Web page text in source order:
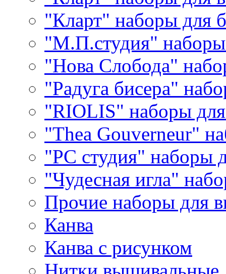
"Кларт" наборы для
"М.П.студия"
"Нова Слобода"
"Радуга бисера"
"RIOLIS" наборы
"Thea Gouverneur"
"РС студия" наборы
"Чудесная игла"
Прочие наборы для
Канва
Канва с рисунком